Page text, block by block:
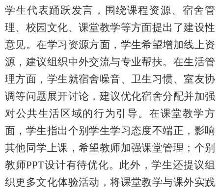
学生代表踊跃发言，围绕课程资源、宿舍管
理、校园文化、课堂教学等方面提出了建设性
意见。在学习资源方面，学生希望增加线上资
源，建议组织中外交流与专业帮扶。在生活管
理方面，学生就宿舍噪音、卫生习惯、室友协
调等问题展开讨论，建议优化宿舍分配并加强
对公共生活区域的行为引导。在课堂教学方
面，学生指出个别学生学习态度不端正，影响
其他同学上课，希望教师加强课堂管理；个别
教师PPT设计有待优化。此外，学生还提议组
织更多文化体验活动，将课堂教学与课外实践